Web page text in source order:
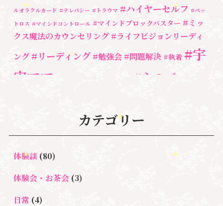
ルオラクルカード #テレパシー #トラウマ #ハイヤーセルフ #ペッ
トロス #マインドコントロール #マインドブロックバスター #ミッ
クス魔法のカウンセリング #ライフビジョンリーディ
ング #リーディング #勉強会 #問題解決 #執着 #宇
宙ママ
#心のブロッ
#自分と向き合う #自分軸 #親子のトラウマ
心のよりどころ 新着情報
ルカード ＃ハイヤーセルフ
＃マインドブロ
ックバスター
スター養成講座
カテゴリー
体験談(80)
体験会・お茶会(3)
日常 (4)